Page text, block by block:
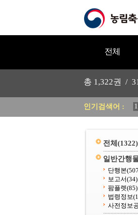
전체
총 1,322권 /
인기검색어 : 1
전체 (1322)
일반간행
단행본
보고서(34)
팜플렛(85)
법령정보
사전정보